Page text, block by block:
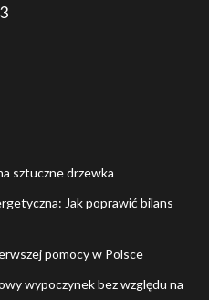
sztuczne drzewka
Jak poprawić bilans
pomocy w Polsce
wypoczynek bez względu na